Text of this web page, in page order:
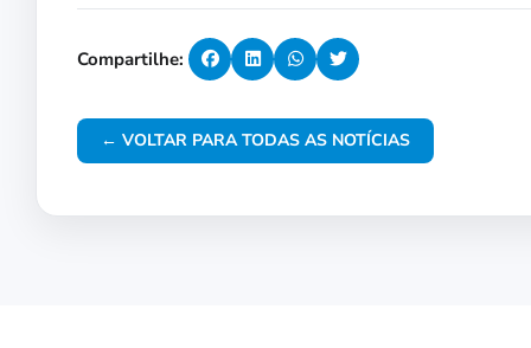
Compartilhe:
← VOLTAR PARA TODAS AS NOTÍCIAS